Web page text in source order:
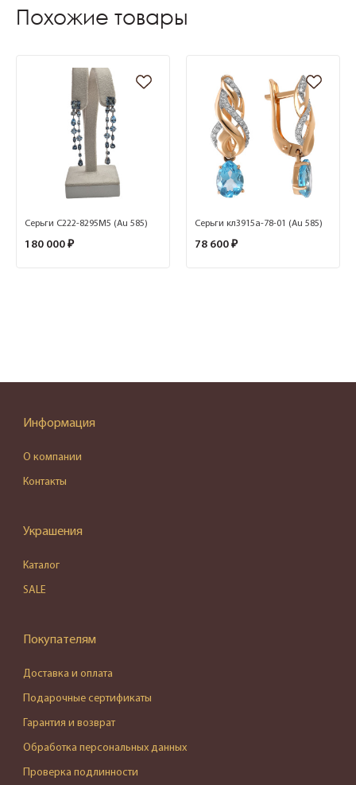
Похожие товары
Серьги С222-8295М5 (Au 585)
180 000 ₽
Серьги кл3915а-78-01 (Au 585)
78 600 ₽
Информация
О компании
Контакты
Украшения
Каталог
SALE
Покупателям
Доставка и оплата
Подарочные сертификаты
Гарантия и возврат
Обработка персональных данных
Проверка подлинности